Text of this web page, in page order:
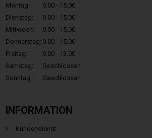
Montag:
9.00 - 15.00
Dienstag:
9.00 - 15.00
Mittwoch:
9.00 - 15.00
Donnerstag: 9.00 - 15.00
Freitag:
9.00 - 13.00
Samstag:
Geschlossen
Sonntag.:
Geschlossen
INFORMATION
Kundendienst